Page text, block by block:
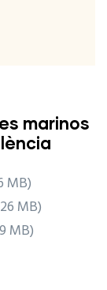
marinos
MB)
MB)
MB)